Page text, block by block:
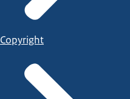
Copyright